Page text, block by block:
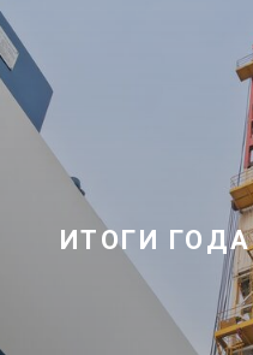
ИТОГИ